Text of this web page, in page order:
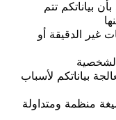
بياناتكم تتم
غير الدقيقة أو
بياناتكم لأسباب
منظمة ومتداولة